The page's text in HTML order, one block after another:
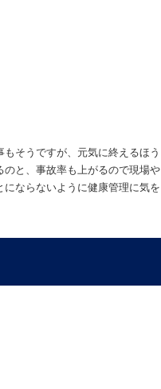
そうですが、元気に終えるほう
と、事故率も上がるので現場や
ならないように健康管理に気を